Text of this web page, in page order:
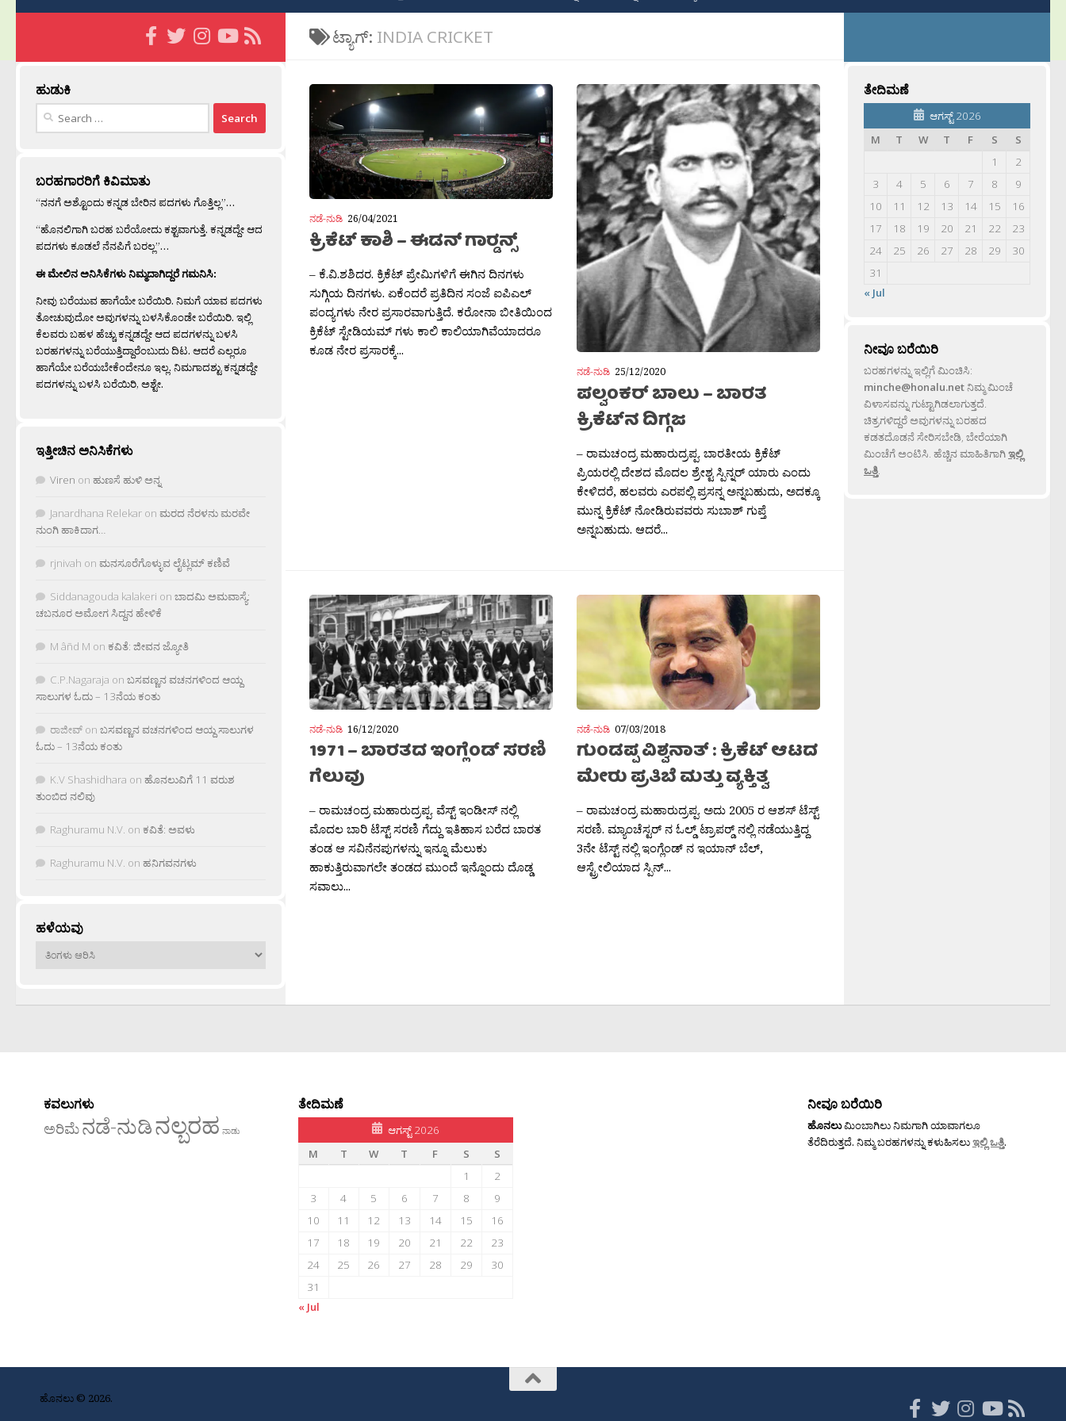
ಟ್ಯಾಗ್: INDIA CRICKET
ನಡೆ-ನುಡಿ 26/04/2021
ಕ್ರಿಕೆಟ್ ಕಾಶಿ – ಈಡನ್ ಗಾರ‍್ಡನ್ಸ್
– ಕೆ.ವಿ.ಶಶಿದರ. ಕ್ರಿಕೆಟ್ ಪ್ರೇಮಿಗಳಿಗೆ ಈಗಿನ ದಿನಗಳು
ಸುಗ್ಗಿಯ ದಿನಗಳು. ಏಕೆಂದರೆ ಪ್ರತಿದಿನ ಸಂಜೆ ಐಪಿಎಲ್
ಪಂದ್ಯಗಳು ನೇರ ಪ್ರಸಾರವಾಗುತ್ತಿದೆ. ಕರೋನಾ ಬೀತಿಯಿಂದ
ಕ್ರಿಕೆಟ್ ಸ್ಟೇಡಿಯಮ್ ಗಳು ಕಾಲಿ ಕಾಲಿಯಾಗಿವೆಯಾದರೂ
ಕೂಡ ನೇರ ಪ್ರಸಾರಕ್ಕೆ...
ನಡೆ-ನುಡಿ 25/12/2020
ಪಲ್ವಂಕರ್ ಬಾಲು – ಬಾರತ
ಕ್ರಿಕೆಟ್‌ನ ದಿಗ್ಗಜ
– ರಾಮಚಂದ್ರ ಮಹಾರುದ್ರಪ್ಪ. ಬಾರತೀಯ ಕ್ರಿಕೆಟ್
ಪ್ರಿಯರಲ್ಲಿ ದೇಶದ ಮೊದಲ ಶ್ರೇಶ್ಟ ಸ್ಪಿನ್ನರ್ ಯಾರು ಎಂದು
ಕೇಳಿದರೆ, ಹಲವರು ಎರಪಲ್ಲಿ ಪ್ರಸನ್ನ ಅನ್ನಬಹುದು, ಅದಕ್ಕೂ
ಮುನ್ನ ಕ್ರಿಕೆಟ್ ನೋಡಿರುವವರು ಸುಬಾಶ್ ಗುಪ್ತೆ
ಅನ್ನಬಹುದು. ಆದರೆ...
ನಡೆ-ನುಡಿ 16/12/2020
1971 – ಬಾರತದ ಇಂಗ್ಲೆಂಡ್ ಸರಣಿ
ಗೆಲುವು
– ರಾಮಚಂದ್ರ ಮಹಾರುದ್ರಪ್ಪ. ವೆಸ್ಟ್ ಇಂಡೀಸ್ ನಲ್ಲಿ
ಮೊದಲ ಬಾರಿ ಟೆಸ್ಟ್ ಸರಣಿ ಗೆದ್ದು ಇತಿಹಾಸ ಬರೆದ ಬಾರತ
ತಂಡ ಆ ಸವಿನೆನಪುಗಳನ್ನು ಇನ್ನೂ ಮೆಲುಕು
ಹಾಕುತ್ತಿರುವಾಗಲೇ ತಂಡದ ಮುಂದೆ ಇನ್ನೊಂದು ದೊಡ್ಡ
ಸವಾಲು...
ನಡೆ-ನುಡಿ 07/03/2018
ಗುಂಡಪ್ಪ ವಿಶ್ವನಾತ್ : ಕ್ರಿಕೆಟ್ ಆಟದ
ಮೇರು ಪ್ರತಿಬೆ ಮತ್ತು ವ್ಯಕ್ತಿತ್ವ
– ರಾಮಚಂದ್ರ ಮಹಾರುದ್ರಪ್ಪ. ಅದು 2005 ರ ಆಶಸ್ ಟೆಸ್ಟ್
ಸರಣಿ. ಮ್ಯಾಂಚೆಸ್ಟರ್ ನ ಓಲ್ಡ್ ಟ್ರಾಪರ‍್ಡ್ ನಲ್ಲಿ ನಡೆಯುತ್ತಿದ್ದ
3ನೇ ಟೆಸ್ಟ್ ನಲ್ಲಿ ಇಂಗ್ಲೆಂಡ್ ನ ಇಯಾನ್ ಬೆಲ್,
ಆಸ್ಟ್ರೇಲಿಯಾದ ಸ್ಪಿನ್...
ಹುಡುಕಿ
Search
ಬರಹಗಾರರಿಗೆ ಕಿವಿಮಾತು
“ನನಗೆ ಅಶ್ಟೊಂದು ಕನ್ನಡ ಬೇರಿನ ಪದಗಳು ಗೊತ್ತಿಲ್ಲ”…
“ಹೊನಲಿಗಾಗಿ ಬರಹ ಬರೆಯೋದು ಕಶ್ಟವಾಗುತ್ತೆ. ಕನ್ನಡದ್ದೇ ಆದ
ಪದಗಳು ಕೂಡಲೆ ನೆನಪಿಗೆ ಬರಲ್ಲ”…
ಈ ಮೇಲಿನ ಅನಿಸಿಕೆಗಳು ನಿಮ್ಮದಾಗಿದ್ದರೆ ಗಮನಿಸಿ:
ನೀವು ಬರೆಯುವ ಹಾಗೆಯೇ ಬರೆಯಿರಿ. ನಿಮಗೆ ಯಾವ ಪದಗಳು
ತೋಚುವುದೋ ಅವುಗಳನ್ನು ಬಳಸಿಕೊಂಡೇ ಬರೆಯಿರಿ. ಇಲ್ಲಿ
ಕೆಲವರು ಬಹಳ ಹೆಚ್ಚು ಕನ್ನಡದ್ದೇ ಆದ ಪದಗಳನ್ನು ಬಳಸಿ
ಬರಹಗಳನ್ನು ಬರೆಯುತ್ತಿದ್ದಾರೆಂಬುದು ದಿಟ. ಆದರೆ ಎಲ್ಲರೂ
ಹಾಗೆಯೇ ಬರೆಯಬೇಕೆಂದೇನೂ ಇಲ್ಲ. ನಿಮಗಾದಶ್ಟು ಕನ್ನಡದ್ದೇ
ಪದಗಳನ್ನು ಬಳಸಿ ಬರೆಯಿರಿ, ಅಶ್ಟೇ.
ಇತ್ತೀಚಿನ ಅನಿಸಿಕೆಗಳು
Viren on ಹುಣಸೆ ಹುಳಿ ಅನ್ನ
Janardhana Relekar on ಮರದ ನೆರಳನು ಮರವೇ
ನುಂಗಿ ಹಾಕಿದಾಗ…
rjnivah on ಮನಸೂರೆಗೊಳ್ಳುವ ಲೈಟ್ಲಮ್ ಕಣಿವೆ
Siddanagouda kalakeri on ಬಾದಮಿ ಅಮವಾಸ್ಯೆ:
ಚಬನೂರ ಅಮೋಗ ಸಿದ್ದನ ಹೇಳಿಕೆ
M âñd M on ಕವಿತೆ: ಜೀವನ ಜ್ಯೋತಿ
C.P.Nagaraja on ಬಸವಣ್ಣನ ವಚನಗಳಿಂದ ಆಯ್ದ
ಸಾಲುಗಳ ಓದು – 13ನೆಯ ಕಂತು
ರಾಜೀವ್ on ಬಸವಣ್ಣನ ವಚನಗಳಿಂದ ಆಯ್ದ ಸಾಲುಗಳ
ಓದು – 13ನೆಯ ಕಂತು
K.V Shashidhara on ಹೊನಲುವಿಗೆ 11 ವರುಶ
ತುಂಬಿದ ನಲಿವು
Raghuramu N.V. on ಕವಿತೆ: ಅವಳು
Raghuramu N.V. on ಹನಿಗವನಗಳು
ಹಳೆಯವು
ಹಳೆಯವು
ತೇದಿಮಣೆ
ಆಗಸ್ಟ್ 2026
M
T W T F S
S
1
2
3
4 5 6 7 8
9
10
11 12 13 14 15
16
17
18 19 20 21 22
23
24
25 26 27 28 29
30
31
« Jul
ನೀವೂ ಬರೆಯಿರಿ
ಬರಹಗಳನ್ನು ಇಲ್ಲಿಗೆ ಮಿಂಚಿಸಿ:
minche@honalu.netನಿಮ್ಮ ಮಿಂಚೆ
ವಿಳಾಸವನ್ನು ಗುಟ್ಟಾಗಿಡಲಾಗುತ್ತದೆ.
ಚಿತ್ರಗಳಿದ್ದರೆ ಅವುಗಳನ್ನು ಬರಹದ
ಕಡತದೊಡನೆ ಸೇರಿಸಬೇಡಿ, ಬೇರೆಯಾಗಿ
ಮಿಂಚೆಗೆ ಅಂಟಿಸಿ. ಹೆಚ್ಚಿನ ಮಾಹಿತಿಗಾಗಿಇಲ್ಲಿ
ಒತ್ತಿ.
ಕವಲುಗಳು
ಅರಿಮೆನಡೆ-ನುಡಿನಲ್ಬರಹ ನಾಡು
ತೇದಿಮಣೆ
ಆಗಸ್ಟ್ 2026
M
T W T F S
S
1
2
3
4 5 6 7 8
9
10
11 12 13 14 15
16
17
18 19 20 21 22
23
24
25 26 27 28 29
30
31
« Jul
ನೀವೂ ಬರೆಯಿರಿ
ಹೊನಲುಮಿಂಬಾಗಿಲು ನಿಮಗಾಗಿ ಯಾವಾಗಲೂ
ತೆರೆದಿರುತ್ತದೆ. ನಿಮ್ಮ ಬರಹಗಳನ್ನು ಕಳುಹಿಸಲುಇಲ್ಲಿ ಒತ್ತಿ.
ಹೊನಲು © 2026.